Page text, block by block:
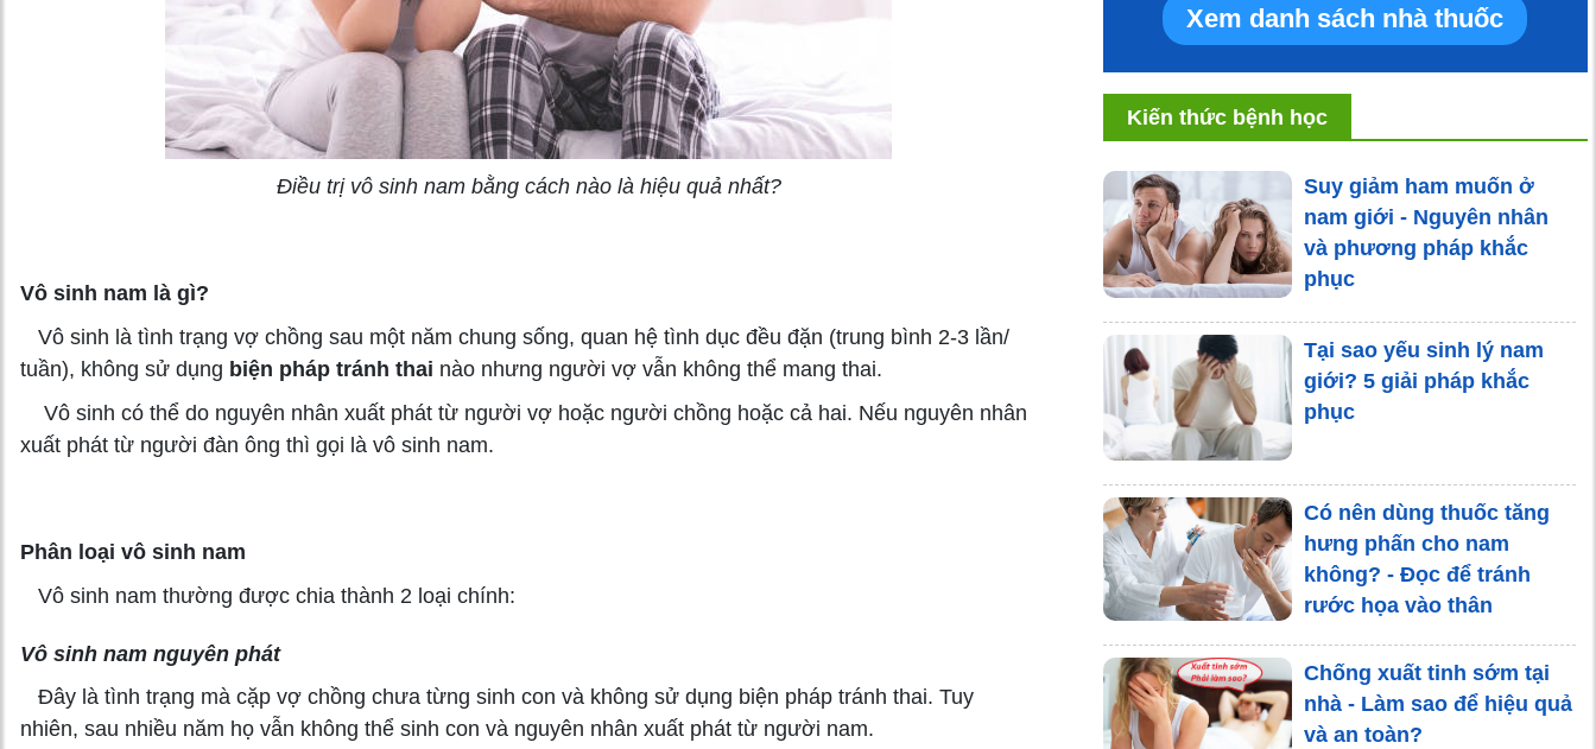
Điều trị vô sinh nam bằng cách nào là hiệu quả nhất?
Vô sinh nam là gì?
Vô sinh là tình trạng vợ chồng sau một năm chung sống, quan hệ tình dục đều đặn (trung bình 2-3 lần/
tuần), không sử dụng biện pháp tránh thai nào nhưng người vợ vẫn không thể mang thai.
Vô sinh có thể do nguyên nhân xuất phát từ người vợ hoặc người chồng hoặc cả hai. Nếu nguyên nhân
xuất phát từ người đàn ông thì gọi là vô sinh nam.
Phân loại vô sinh nam
Vô sinh nam thường được chia thành 2 loại chính:
Vô sinh nam nguyên phát
Đây là tình trạng mà cặp vợ chồng chưa từng sinh con và không sử dụng biện pháp tránh thai. Tuy
nhiên, sau nhiều năm họ vẫn không thể sinh con và nguyên nhân xuất phát từ người nam.
Xem danh sách nhà thuốc
Kiến thức bệnh học
Suy giảm ham muốn ở
nam giới - Nguyên nhân
và phương pháp khắc
phục
Tại sao yếu sinh lý nam
giới? 5 giải pháp khắc
phục
Có nên dùng thuốc tăng
hưng phấn cho nam
không? - Đọc để tránh
rước họa vào thân
Chống xuất tinh sớm tại
nhà - Làm sao để hiệu quả
và an toàn?